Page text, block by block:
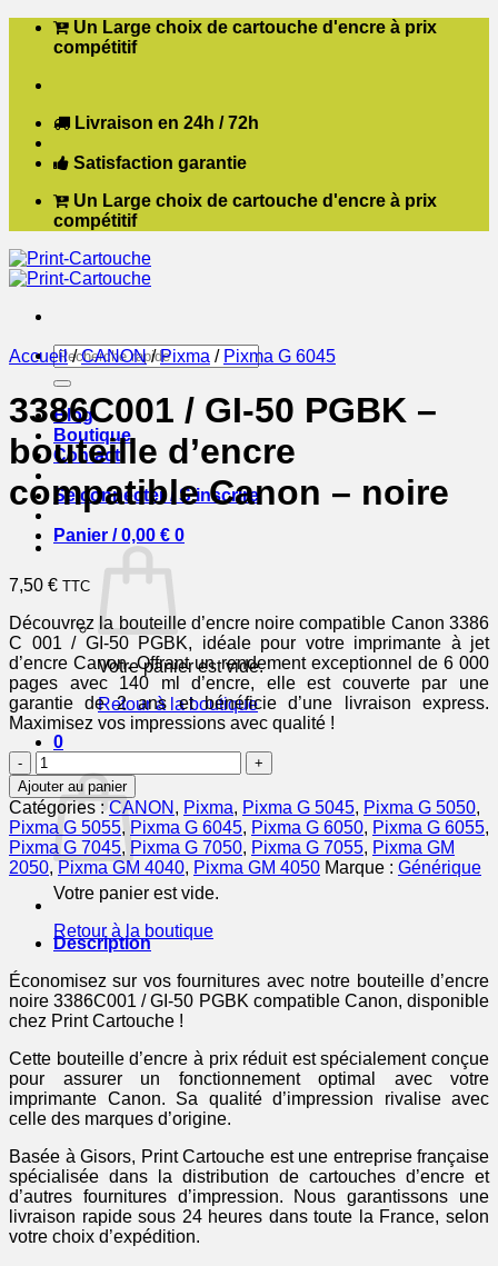
Passer Un Large choix de cartouche d'encre à prix
compétitif
Livraison en 24h / 72h
Satisfaction garantie
Un Large choix de cartouche d'encre à prix
compétitif
Recherche
pour :
Blog
Boutique
Contact
Se connecter / S’inscrire
Panier /0,00 € 0
Votre panier est vide.
Retour à la boutique
0
Votre panier est vide.
Retour à la boutique
Accueil / CANON / Pixma / Pixma G 6045
3386C001 / GI-50 PGBK –
bouteille d’encre
compatible Canon – noire
7,50 € TTC
Découvrez la bouteille d’encre noire compatible Canon 3386
C 001 / GI-50 PGBK, idéale pour votre imprimante à jet
d’encre Canon. Offrant un rendement exceptionnel de 6 000
pages avec 140 ml d’encre, elle est couverte par une
garantie de 2 ans et bénéficie d’une livraison express.
Maximisez vos impressions avec qualité !
quantité
de
3386C001
/
GI-
50
PGBK
-
bouteille
d'encre
Canon
-
noire
Ajouter au panier
Catégories :CANON , Pixma, Pixma G 5045, Pixma G 5050,
Pixma G 5055, Pixma G 6045, Pixma G 6050, Pixma G 6055,
Pixma G 7045, Pixma G 7050, Pixma G 7055, Pixma GM
2050,Pixma GM 4040, Pixma GM 4050 Marque : Générique
Description
Économisez sur vos fournitures avec notre bouteille d’encre
noire 3386C001 / GI-50 PGBK compatible Canon, disponible
chez Print Cartouche !
Cette bouteille d’encre à prix réduit est spécialement conçue
pour assurer un fonctionnement optimal avec votre
imprimante Canon. Sa qualité d’impression rivalise avec
celle des marques d’origine.
Basée à Gisors, Print Cartouche est une entreprise française
spécialisée dans la distribution de cartouches d’encre et
d’autres fournitures d’impression. Nous garantissons une
livraison rapide sous 24 heures dans toute la France, selon
votre choix d’expédition.